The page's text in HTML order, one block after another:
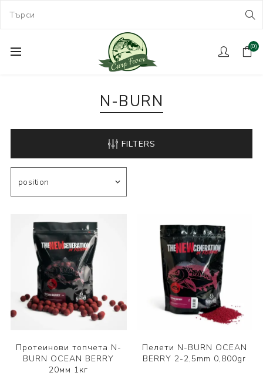
(0)
N-BURN
FILTERS
Протеинови топчета N-
BURN OCEAN BERRY
20мм 1кг
Пелети N-BURN OCEAN
BERRY 2-2,5mm 0,800gr